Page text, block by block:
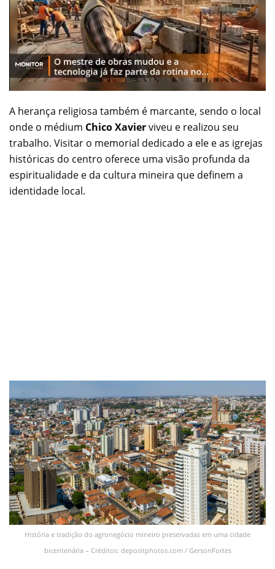
A herança religiosa também é marcante, sendo o local
onde o médium Chico Xavierviveu e realizou seu
trabalho. Visitar o memorial dedicado a ele e as igrejas
históricas do centro oferece uma visão profunda da
espiritualidade e da cultura mineira que definem a
identidade local.
História e tradição do agronegócio mineiro preservadas em uma cidade
bicentenária – Créditos: depositphotos.com / GersonFortes